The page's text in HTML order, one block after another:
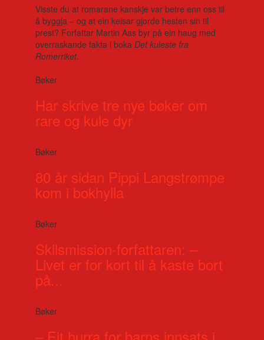
Visste du at romarane kanskje var betre enn oss til
å byggja – og at ein keisar gjorde hesten sin til
prest? Forfattar Martin Aas byr på ein haug med
overraskande fakta i boka Det kuleste fra
Romerriket.
Bøker
Har skrive tre nye bøker om
rare og kule dyr
Bøker
80 år sidan Pippi Langstrømpe
kom i bokhylla
Bøker
Skilsmission-forfattaren: –
Livet er for kort til å kaste bort
på...
Bøker